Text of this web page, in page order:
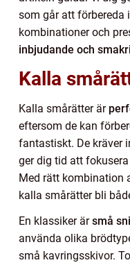
som går att förbereda
kombinationer och
inbjudande och
Kalla
Kalla smårätter är
eftersom de kan
fantastiskt. De kräver
ger dig tid att
Med rätt kombination
kalla smårätter bli
En klassiker ärsmå
använda olika
små kavringsskivor.